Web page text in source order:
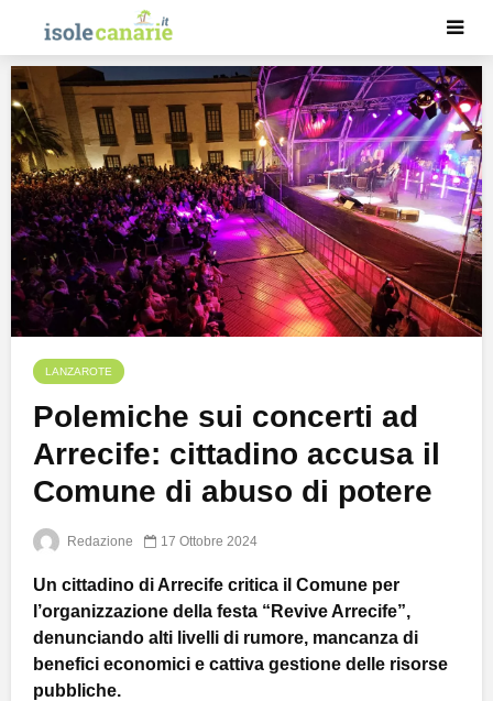
LANZAROTE
Polemiche sui concerti ad
Arrecife: cittadino accusa il
Comune di abuso di potere
Redazione 17 Ottobre 2024
Un cittadino di Arrecife critica il Comune per
l’organizzazione della festa “Revive Arrecife”,
denunciando alti livelli di rumore, mancanza di
benefici economici e cattiva gestione delle risorse
pubbliche.